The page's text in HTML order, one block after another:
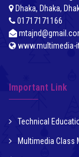
Dhaka, Dhaka,
01717171166
www.multimedia-
Important Link
Technical
Multimedia Class